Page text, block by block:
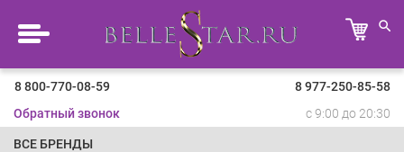
8 800-770-08-59
8 977-250-85-58
Обратный звонок
с 9:00 до 20:30
ВСЕ БРЕНДЫ